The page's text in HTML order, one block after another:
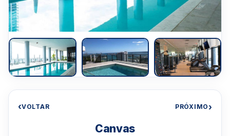
‹VOLTAR PRÓXIMO›
Canvas